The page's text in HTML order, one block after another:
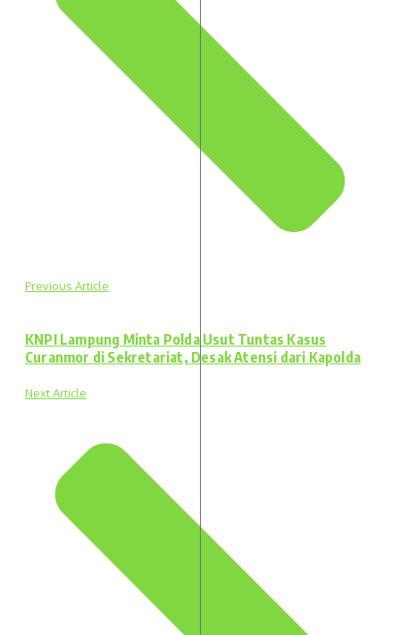
Previous Article
KNPI Lampung Minta Polda Usut Tuntas Kasus
Curanmor di Sekretariat, Desak Atensi dari Kapolda
Next Article